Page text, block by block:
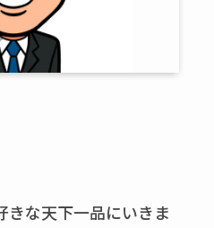
きな天下一品にいきま